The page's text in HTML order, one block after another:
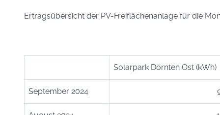
Ertragsübersicht der PV-Freiflächenanlage für die
Solarpark Dörnten Ost (kWh)
September 2024